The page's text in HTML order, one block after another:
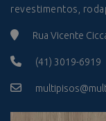
revestimentos,
Rua Vicente
(41) 3019-6919